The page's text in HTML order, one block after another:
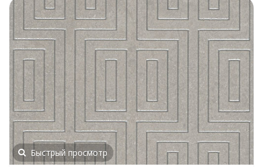
Быстрый просмотр